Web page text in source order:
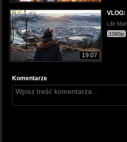
19:07
Life
1080p
Komentarze